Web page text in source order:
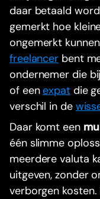
daar betaald
gemerkt hoe
ongemerkt
freelancer bent
ondernemer die
of eenexpatdie
verschil in de
Daar komt een
één slimme
meerdere valuta
uitgeven, zonder
verborgen